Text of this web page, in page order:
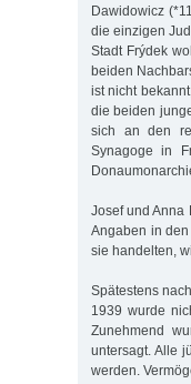
Dawidowicz
die einzigen
Stadt Frýdek
beiden
ist nicht
die beiden
sich an den
Synagoge in
Josef und Anna
Angaben in
sie handelten,
Spätestens
1939 wurde
Zunehmend
untersagt. Alle
werden.